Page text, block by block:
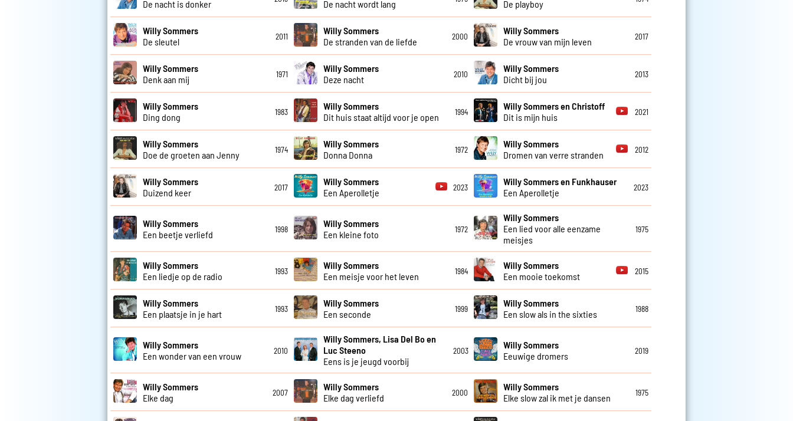
De nacht is donker
De nacht wordt lang
De playboy
Willy Sommers
De sleutel
2011
Willy Sommers
De stranden van de liefde
2000
Willy Sommers
De vrouw van mijn leven
2017
Willy Sommers
Denk aan mij
1971
Willy Sommers
Deze nacht
2010
Willy Sommers
Dicht bij jou
2013
Willy Sommers
Ding dong
1983
Willy Sommers
Dit huis staat altijd voor je open
1994
Willy Sommers en Christoff
Dit is mijn huis
2021
Willy Sommers
Doe de groeten aan Jenny
1974
Willy Sommers
Donna Donna
1972
Willy Sommers
Dromen van verre stranden
2012
Willy Sommers
Duizend keer
2017
Willy Sommers
Een Aperolletje
2023
Willy Sommers en Funkhauser
Een Aperolletje
2023
Willy Sommers
Een beetje verliefd
1998
Willy Sommers
Een kleine foto
1972
Willy Sommers
Een lied voor alle eenzame
meisjes
1975
Willy Sommers
Een liedje op de radio
1993
Willy Sommers
Een meisje voor het leven
1984
Willy Sommers
Een mooie toekomst
2015
Willy Sommers
Een plaatsje in je hart
1993
Willy Sommers
Een seconde
1999
Willy Sommers
Een slow als in the sixties
1988
Willy Sommers
Een wonder van een vrouw
2010
Willy Sommers, Lisa Del Bo en
Luc Steeno
Eens is je jeugd voorbij
2003
Willy Sommers
Eeuwige dromers
2019
Willy Sommers
Elke dag
2007
Willy Sommers
Elke dag verliefd
2000
Willy Sommers
Elke slow zal ik met je dansen
1975